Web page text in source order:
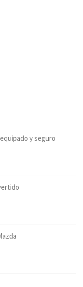
y seguro